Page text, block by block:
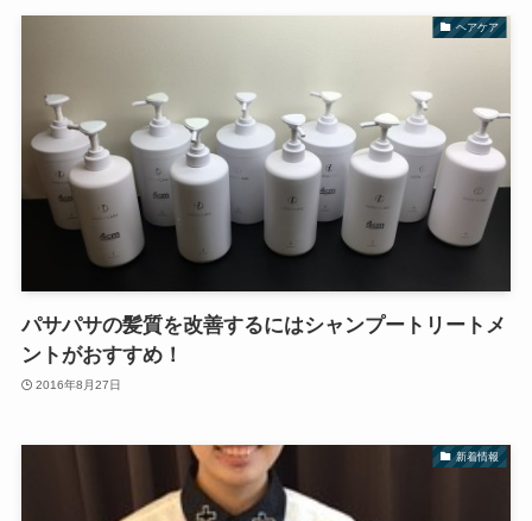
ヘアケア
パサパサの髪質を改善するにはシャンプートリートメ
ントがおすすめ！
2016年8月27日
新着情報